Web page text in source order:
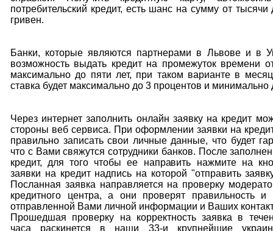
потребительский кредит, есть шанс на сумму от тысячи
гривен.
Банки, которые являются партнерами в Львове и в
возможность выдать кредит на промежуток времени
максимально до пяти лет, при таком варианте в
ставка будет максимально до 3 процентов и минимально
Через интернет заполнить онлайн заявку на кредит
стороны веб сервиса. При оформлении заявки на
правильно записать свои личные данные, что будет
что с Вами свяжутся сотрудники банков. После
кредит, для того чтобы ее направить нажмите на
заявки на кредит надпись на которой "отправить
Посланная заявка направляется на проверку
кредитного центра, а они проверят правильность и
отправленной Вами личной информации и Ваших
Прошедшая проверку на корректность заявка в
часа раскинется в наши 33-и крупнейшие